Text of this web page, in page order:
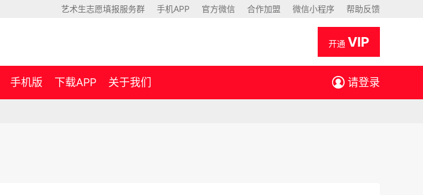
艺术生志愿填报服务群 手机APP 官方微信 合作加盟 微信小程序 帮助反馈
开通 VIP
手机版 下载APP 关于我们 请登录